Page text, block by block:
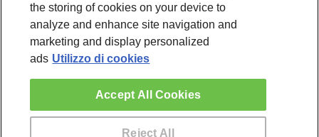
In aula a Milano, Torino,
Roma, Napoli, Catania
Richiedi Informazioni
the storing of cookies on your device to
analyze and enhance site navigation and
marketing and display personalized
ads Utilizzo di cookies
Reject All
Accept All Cookies